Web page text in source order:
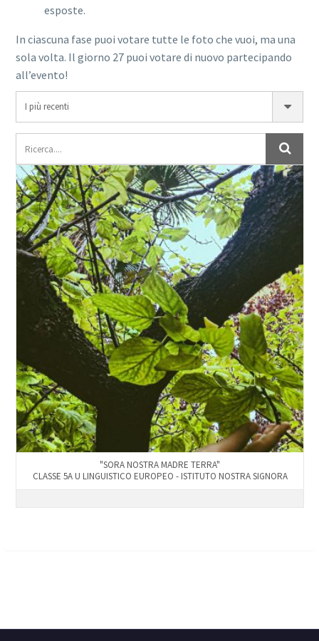
esposte.
In ciascuna fase puoi votare tutte le foto che vuoi, ma una
sola volta. Il giorno 27 puoi votare di nuovo partecipando
all’evento!
"SORA NOSTRA MADRE TERRA"
CLASSE 5A U LINGUISTICO EUROPEO - ISTITUTO NOSTRA SIGNORA